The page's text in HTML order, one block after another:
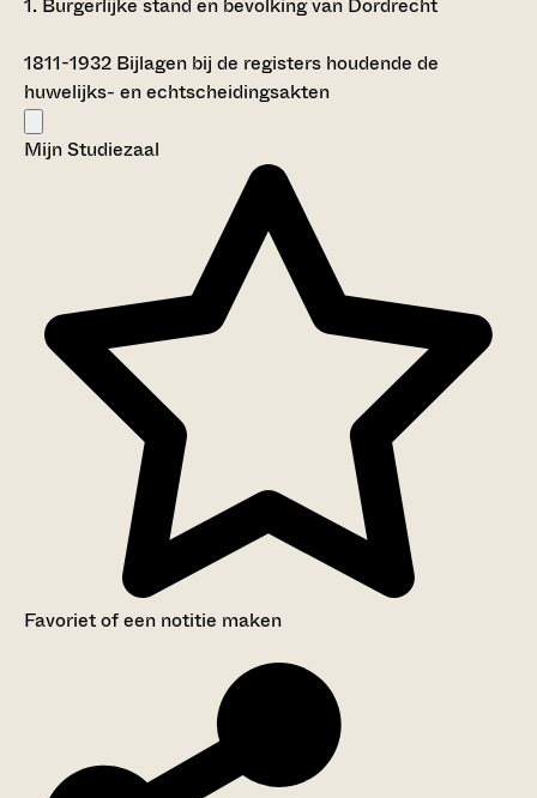
1811-1932 Bijlagen bij de registers houdende de
huwelijks- en echtscheidingsakten
Mijn Studiezaal
Favoriet of een notitie maken